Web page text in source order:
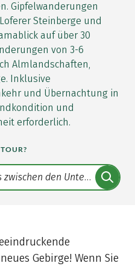
Gipfelwanderungen
Steinberge und
auf über 30
von 3-6
Almlandschaften,
Inklusive
und Übernachtung in
und
erforderlich.
Gebirge! Wenn Sie